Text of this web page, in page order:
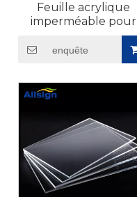
Feuille acrylique
imperméable pour
enquête